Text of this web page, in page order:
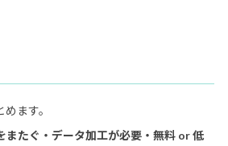
ます。
またぐ・データ加工が必要・無料 or 低